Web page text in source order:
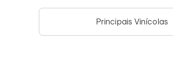
Principais Vinícolas